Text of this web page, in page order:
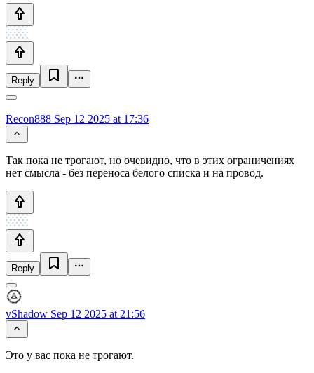
Reply
Recon888 Sep 12 2025 at 17:36
Так пока не трогают, но очевидно, что в этих ограничениях
нет смысла - без переноса белого списка и на провод.
Reply
vShadow Sep 12 2025 at 21:56
Это у вас пока не трогают.